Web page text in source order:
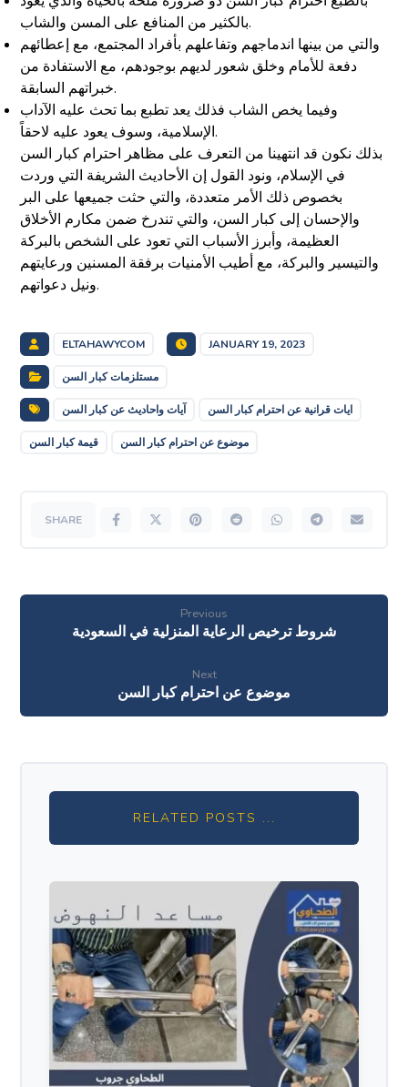
بالكثير من المنافع على المسن والشاب.
والتي من بينها اندماجهم وتفاعلهم بأفراد المجتمع، مع إعطائهم
دفعة للأمام وخلق شعور لديهم بوجودهم، مع الاستفادة من
خبراتهم السابقة.
وفيما يخص الشاب فذلك يعد تطبع بما تحث عليه الآداب
الإسلامية، وسوف يعود عليه لاحقاً.
بذلك نكون قد انتهينا من التعرف على مظاهر احترام كبار السن
في الإسلام، ونود القول إن الأحاديث الشريفة التي وردت
بخصوص ذلك الأمر متعددة، والتي حثت جميعها على البر
والإحسان إلى كبار السن، والتي تندرخ ضمن مكارم الأخلاق
العظيمة، وأبرز الأسباب التي تعود على الشخص بالبركة
والتيسير والبركة، مع أطيب الأمنيات برفقة المسنين ورعايتهم
ونيل دعواتهم.
ELTAHAWYCOM JANUARY 19, 2023
مستلزمات كبار السن
آيات واحاديث عن كبار السن ايات قرانية عن احترام كبار السن
قيمة كبار السن موضوع عن احترام كبار السن
Previous
شروط ترخيص الرعاية المنزلية في السعودية
Next
موضوع عن احترام كبار السن
RELATED POSTS ...